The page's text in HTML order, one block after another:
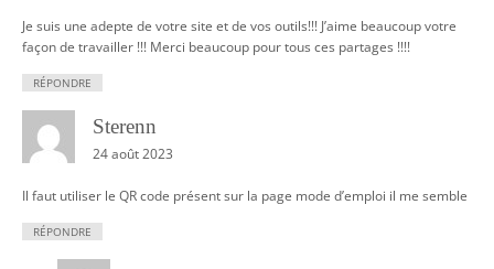
Je suis une adepte de votre site et de vos outils!!! J’aime beaucoup votre
façon de travailler !!! Merci beaucoup pour tous ces partages !!!!
RÉPONDRE
Sterenn
24 août 2023
Il faut utiliser le QR code présent sur la page mode d’emploi il me semble
RÉPONDRE